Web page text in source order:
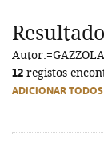
12 registos
ADICIONAR TODOS